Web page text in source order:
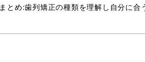
まとめ:歯列矯正の種類を理解し自分に合